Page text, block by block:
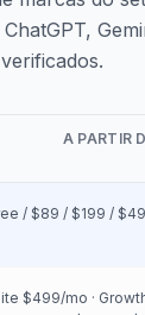
verificados.
A PARTIR
/ $89 / $199 /
$499/mo ·